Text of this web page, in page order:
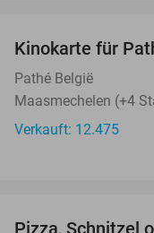
Kinokarte für
Pathé België
Maasmechelen (+4
Verkauft: 12.475
Pizza, Schnitzel